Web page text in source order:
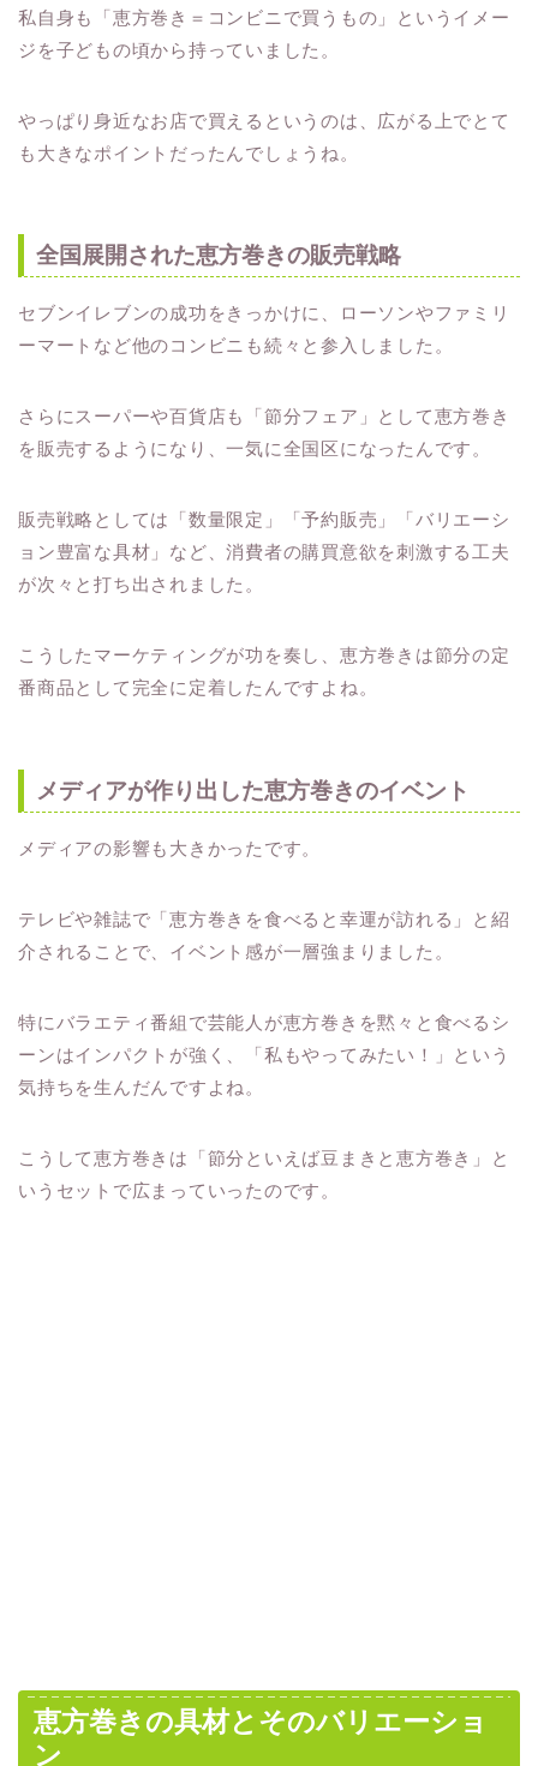
私自身も「恵方巻き＝コンビニで買うもの」というイメー
ジを子どもの頃から持っていました。
やっぱり身近なお店で買えるというのは、広がる上でとて
も大きなポイントだったんでしょうね。
全国展開された恵方巻きの販売戦略
セブンイレブンの成功をきっかけに、ローソンやファミリ
ーマートなど他のコンビニも続々と参入しました。
さらにスーパーや百貨店も「節分フェア」として恵方巻き
を販売するようになり、一気に全国区になったんです。
販売戦略としては「数量限定」「予約販売」「バリエーシ
ョン豊富な具材」など、消費者の購買意欲を刺激する工夫
が次々と打ち出されました。
こうしたマーケティングが功を奏し、恵方巻きは節分の定
番商品として完全に定着したんですよね。
メディアが作り出した恵方巻きのイベント
メディアの影響も大きかったです。
テレビや雑誌で「恵方巻きを食べると幸運が訪れる」と紹
介されることで、イベント感が一層強まりました。
特にバラエティ番組で芸能人が恵方巻きを黙々と食べるシ
ーンはインパクトが強く、「私もやってみたい！」という
気持ちを生んだんですよね。
こうして恵方巻きは「節分といえば豆まきと恵方巻き」と
いうセットで広まっていったのです。
恵方巻きの具材とそのバリエーショ
ン